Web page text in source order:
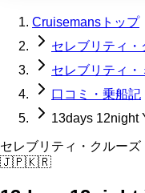
Cruisemansトップ
セレブリティ・
セレブリティ・
口コミ・乗船記
13days 12night
セレブリティ・クルーズ
🇯🇵🇰🇷